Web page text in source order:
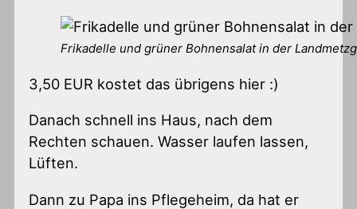
Frikadelle und grüner Bohnensalat in der
3,50 EUR kostet das übrigens hier :)
Danach schnell ins Haus, nach dem
Rechten schauen. Wasser laufen lassen,
Lüften.
Dann zu Papa ins Pflegeheim, da hat er